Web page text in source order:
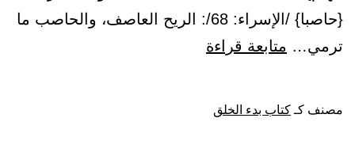
{حاصبا} /الإسراء: 68/: الريح العاصف، والحاصب ما
ترمي… متابعة قراءة
مصنف كـ كتاب بدء الخلق